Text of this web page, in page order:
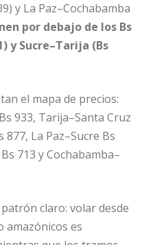
y La Paz–Cochabamba
por debajo de los Bs
y Sucre–Tarija (Bs
el mapa de precios:
933, Tarija–Santa Cruz
La Paz–Sucre Bs
713 y Cochabamba–
claro: volar desde
amazónicos es